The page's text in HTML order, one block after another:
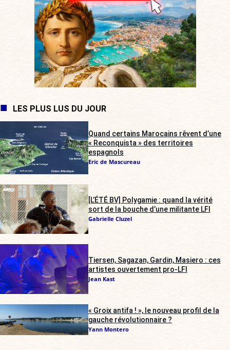
LES PLUS LUS DU JOUR
Quand certains Marocains rêvent d’une
« Reconquista » des territoires
espagnols
Eric de Mascureau
[L’ÉTÉ BV] Polygamie : quand la vérité
sort de la bouche d’une militante LFI
Gabrielle Cluzel
Tiersen, Sagazan, Gardin, Masiero : ces
artistes ouvertement pro-LFI
Jean Kast
« Groix antifa ! », le nouveau profil de la
gauche révolutionnaire ?
Yann Montero